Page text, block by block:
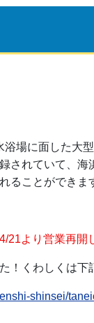
場に面した大
されていて、
ることができま
21より営業再開
！くわしくは
shinsei/